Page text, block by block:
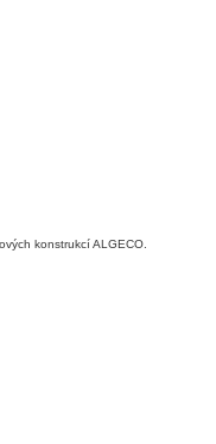
konstrukcí ALGECO.